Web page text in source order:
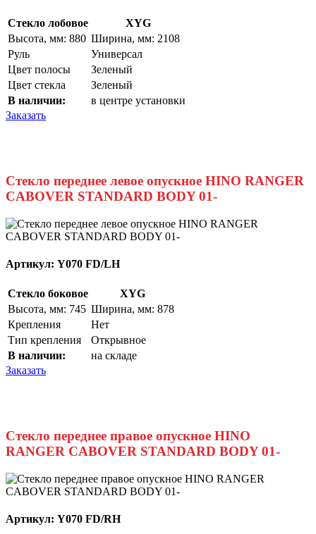
Стекло лобовое
XYG
Высота, мм: 880 Ширина, мм: 2108
Руль
Универсал
Цвет полосы
Зеленый
Цвет стекла
Зеленый
В наличии:
в центре установки
Заказать
Стекло переднее левое опускное HINO RANGER
CABOVER STANDARD BODY 01-
Артикул: Y070 FD/LH
Стекло боковое
XYG
Высота, мм: 745 Ширина, мм: 878
Крепления
Нет
Тип крепления
Открывное
В наличии:
на складе
Заказать
Стекло переднее правое опускное HINO
RANGER CABOVER STANDARD BODY 01-
Артикул: Y070 FD/RH